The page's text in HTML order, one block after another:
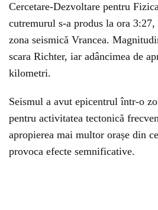
Cercetare-Dezvoltare pentru
cutremurul s-a produs la ora
zona seismică Vrancea.
scara Richter, iar adâncimea de
kilometri.
Seismul a avut epicentrul într-o
pentru activitatea tectonică
apropierea mai multor orașe din
provoca efecte semnificative.